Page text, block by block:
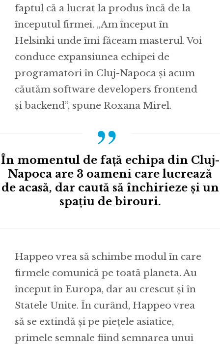
faptul că a lucrat la produs încă de la
începutul firmei. „Am început în
Helsinki unde îmi făceam masterul. Voi
conduce expansiunea echipei de
programatori în Cluj-Napoca și acum
căutăm software developers frontend
și backend”, spune Roxana Mirel.
În momentul de față echipa din Cluj-
Napoca are 3 oameni care lucrează
de acasă, dar caută să închirieze și un
spațiu de birouri.
Happeo vrea să schimbe modul în care
firmele comunică pe toată planeta. Au
început în Europa, dar au crescut și în
Statele Unite. În curând, Happeo vrea
să se extindă și pe piețele asiatice,
primele semnale fiind semnarea unui